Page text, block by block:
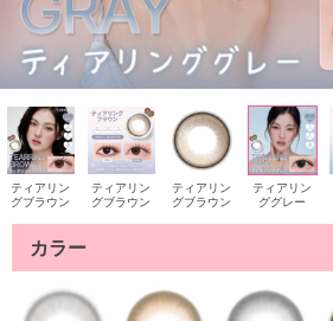
ティアリン
グブラウン
ティアリン
グブラウン
ティアリン
グブラウン
ティアリン
ググレー
カラー